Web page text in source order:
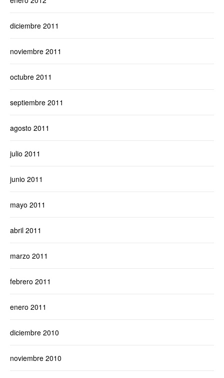
diciembre 2011
noviembre 2011
octubre 2011
septiembre 2011
agosto 2011
julio 2011
junio 2011
mayo 2011
abril 2011
marzo 2011
febrero 2011
enero 2011
diciembre 2010
noviembre 2010